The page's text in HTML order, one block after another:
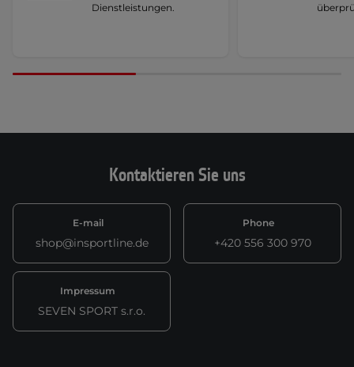
Dienstleistungen.
Kontaktieren Sie uns
E-mail
shop@insportline.de
Phone
+420 556 300 970
Impressum
SEVEN SPORT s.r.o.